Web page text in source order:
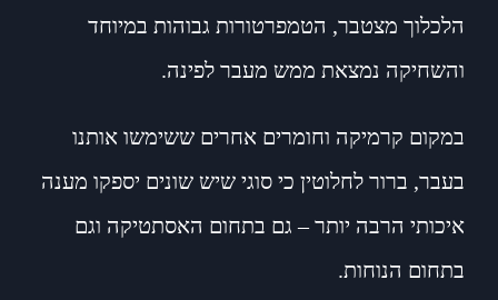
הלכלוך מצטבר, הטמפרטורות גבוהות במיוחד
והשחיקה נמצאת ממש מעבר לפינה.
במקום קרמיקה וחומרים אחרים ששימשו אותנו
בעבר, ברור לחלוטין כי סוגי שיש שונים יספקו מענה
איכותי הרבה יותר – גם בתחום האסתטיקה וגם
בתחום הנוחות.